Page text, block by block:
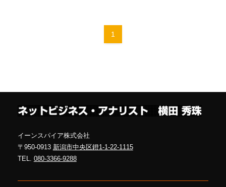
1
イーンスパイア株式会社
〒950-0913 新潟市中央区鐙1-1-22-1115
TEL. 080-3366-9288